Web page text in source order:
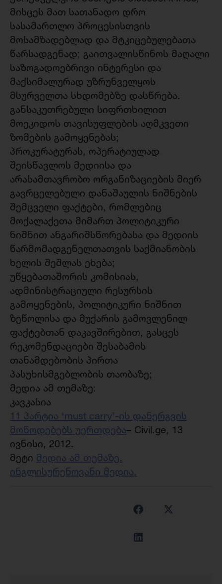
მისცეს მათ სათანადო დრო
სასამართლო პროცესისთვის
მოსამზადებლად და მტკიცებულებათა
წარსადგენად; გაითვალისწინოს მაღალი
საზოგადოებრივი ინტერესი და
მაქსიმალურად უზრუნველყოს
მსურველთა სხდომებზე დასწრება.
განსაკუთრებული სიფრთხილით
მოეკიდოს თავისუფლების აღმკვეთი
ზომების გამოყენებას;
პროკურატურას, ოპერატიულად
შეისწავლოს მედიისა და
არასამთავრობო ორგანიზაციების მიერ
გავრცელებული დანაშაულის ნიშნების
შემცველი ფაქტები, რომლებიც
მოქალაქეთა მიმართ პოლიტიკური
ნიშნით ანგარიშსწორებასა და მედიის
წარმომადგენელთათვის საქმიანობის
ხელის შეშლას ეხება;
უწყებათაშორის კომისიას,
ადმინისტრაციული რესურსის
გამოყენების, პოლიტიკური ნიშნით
ზეწოლისა და მუქარის გამოვლენილ
ფაქტებთან დაკავშირებით, გასცეს
რეკომენდაციები შესაბამის
თანამდებობის პირთა
პასუხისმგებლობის თაობაზე;
მედია ამ თემაზე:
კავკასია
11 პარტია ‘must carry’-ის დანერგვის
მოწოდებებს უერთდება– Civil.ge, 13
ივნისი, 2012.
მეტი მედია ამ თემაზე.
ინგლისურენოვანი მედია.